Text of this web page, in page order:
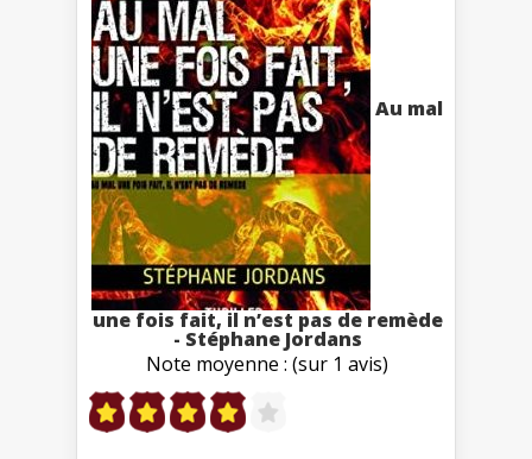
Au mal
une fois fait, il n’est pas de remède
- Stéphane Jordans
Note moyenne : (sur 1 avis)